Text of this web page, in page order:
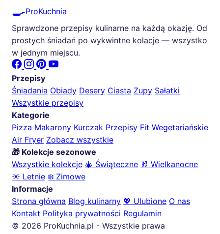
🍳ProKuchnia
Sprawdzone przepisy kulinarne na każdą okazję. Od
prostych śniadań po wykwintne kolacje — wszystko
w jednym miejscu.
Przepisy
Śniadania Obiady Desery Ciasta Zupy Sałatki
Wszystkie przepisy
Kategorie
Pizza Makarony Kurczak Przepisy Fit Wegetariańskie
Air Fryer Zobacz wszystkie
🎁 Kolekcje sezonowe
Wszystkie kolekcje 🎄 Świąteczne 🐰 Wielkanocne
☀️ Letnie ❄️ Zimowe
Informacje
Strona główna Blog kulinarny 💖 Ulubione O nas
Kontakt Polityka prywatności Regulamin
© 2026 ProKuchnia.pl - Wszystkie prawa